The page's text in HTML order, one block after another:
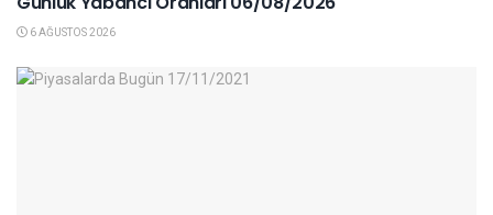
6 AĞUSTOS 2026